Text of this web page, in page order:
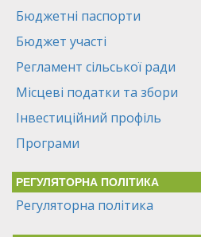
Бюджетні паспорти
Бюджет участі
Регламент сільської ради
Місцеві податки та збори
Інвестиційний профіль
Програми
РЕГУЛЯТОРНА ПОЛІТИКА
Регуляторна політика